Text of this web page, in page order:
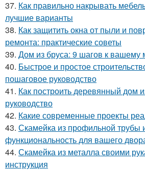
37. Как правильно накрывать
лучшие варианты
38. Как защитить окна от пыли и
ремонта: практические советы
39. Дом из бруса: 9 шагов к вашему
40. Быстрое и простое
пошаговое руководство
41. Как построить деревянный дом
руководство
42. Какие современные проекты
43. Скамейка из профильной трубы
функциональность для вашего
44. Скамейка из металла своими
инструкция